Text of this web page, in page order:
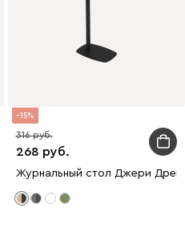
15
268
316
Журнальный стол Джери